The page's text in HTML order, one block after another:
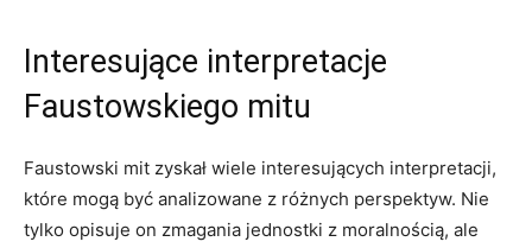
Interesujące interpretacje
Faustowskiego mitu
Faustowski mit zyskał wiele interesujących interpretacji,
które mogą być analizowane z różnych perspektyw. Nie
tylko opisuje on zmagania jednostki z moralnością, ale